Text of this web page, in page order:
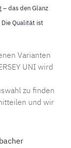
– das den Glanz
Qualität ist
Varianten
UNI wird
zu finden
und wir